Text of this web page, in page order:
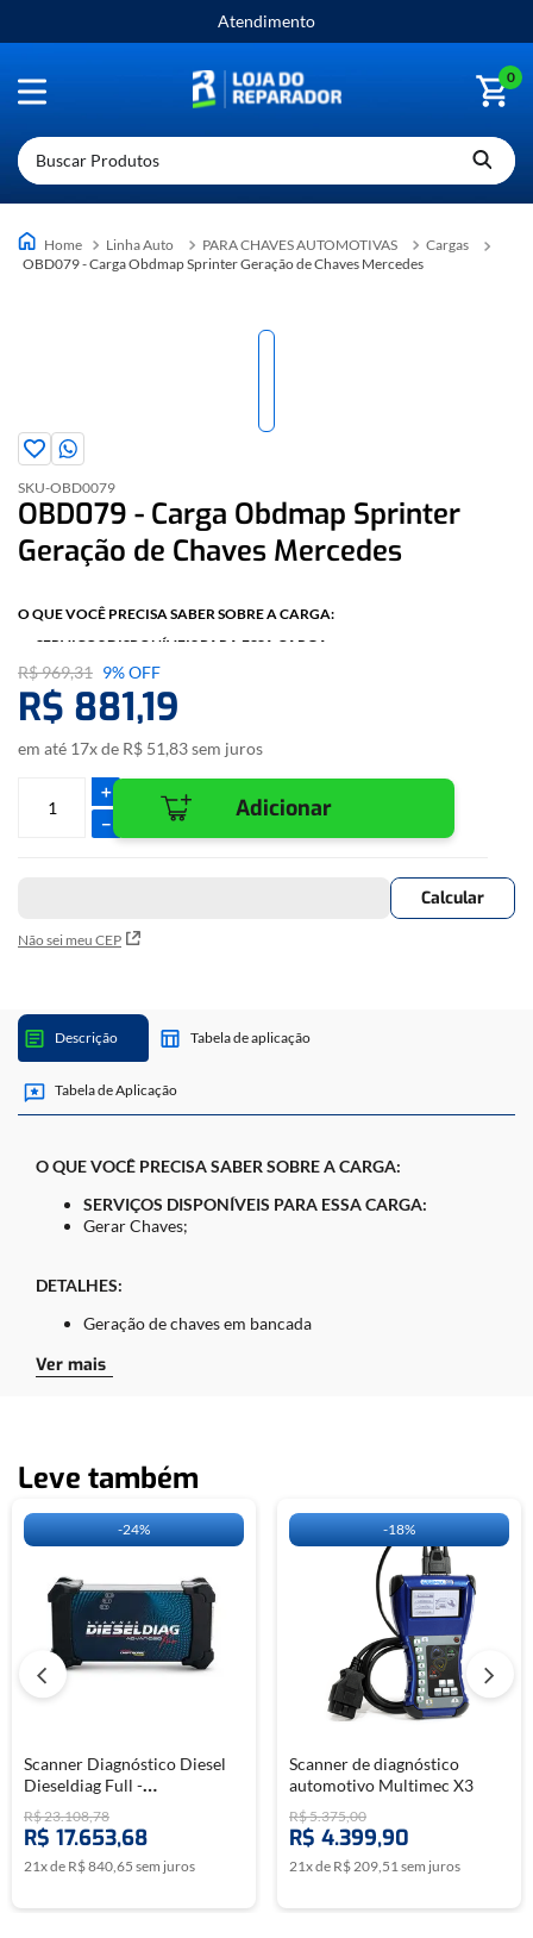
Atendimento
0
Buscar Produtos
Linha Auto PARA CHAVES AUTOMOTIVAS
Cargas
OBD079 - Carga Obdmap Sprinter Geração de Chaves Mercedes
SKU-OBD0079
OBD079 - Carga Obdmap Sprinter
Geração de Chaves Mercedes
O QUE VOCÊ PRECISA SABER SOBRE A CARGA:
SERVIÇOS DISPONÍVEIS PARA ESSA CARGA:
DETALHES:
Geração de chaves em bancada
ACESSÓRIOS USADOS:
Cabo Pinça Soic 8 Pinos;
Cabo MCU 9 vias;
R$969,31 9%OFF
R$ 881,19
em até 17x de R$ 51,83sem juros
＋
－
Adicionar
Não sei meu CEP
Descrição Tabela de aplicação
Tabela de Aplicação
O QUE VOCÊ PRECISA SABER SOBRE A CARGA:
SERVIÇOS DISPONÍVEIS PARA ESSA CARGA:
Gerar Chaves;
DETALHES:
Geração de chaves em bancada
ACESSÓRIOS USADOS:
Fonte de alimentação.
Ver mais
Leve também
-24%
Scanner Diagnóstico Diesel
Dieseldiag Full -
CHIPTRONIC
R$23.108,78
R$ 17.653,68
21x de R$840,65 sem juros
-18%
Scanner de diagnóstico
automotivo Multimec X3
R$5.375,00
R$ 4.399,90
21x de R$209,51sem juros